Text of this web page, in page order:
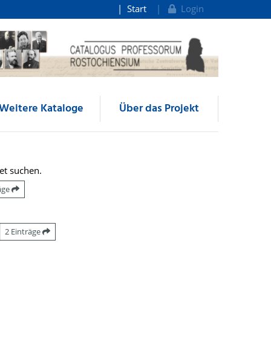
Start Login
Kataloge Über das Projekt
suchen.
2 Einträge